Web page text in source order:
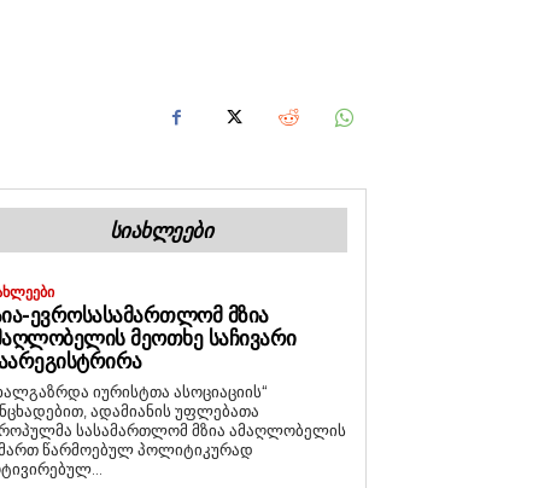
ᲡᲘᲐᲮᲚᲔᲔᲑᲘ
ᲔᲕᲠᲝᲡᲐᲡᲐᲛᲐᲠᲗᲚᲝᲛ ᲛᲖᲘᲐ
ᲛᲔᲝᲗᲮᲔ ᲡᲐᲩᲘᲕᲐᲠᲘ
იურისტთა ასოციაციის“
ადამიანის უფლებათა
სასამართლომ მზია ამაღლობელის
წარმოებულ პოლიტიკურად